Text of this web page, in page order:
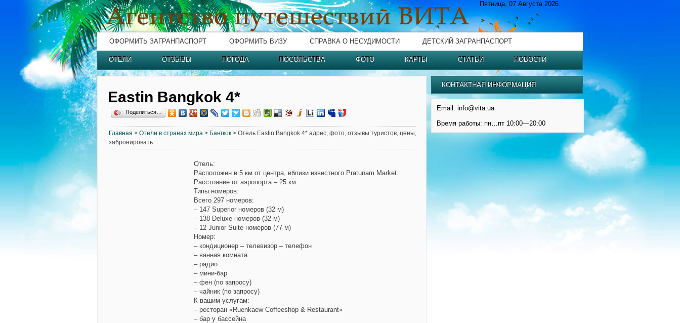
Пятница, 07 Августа 2026
ОФОРМИТЬ ЗАГРАНПАСПОРТ ОФОРМИТЬ ВИЗУ СПРАВКА О НЕСУДИМОСТИ ДЕТСКИЙ ЗАГРАНПАСПОРТ
ОТЕЛИ ОТЗЫВЫ ПОГОДА ПОСОЛЬСТВА ФОТО КАРТЫ СТАТЬИ НОВОСТИ
Eastin Bangkok 4*
Поделиться…
Главная > Отели в странах мира > Бангкок > Отель Eastin Bangkok 4* адрес, фото, отзывы туристов, цены,
забронировать
Отель:
Расположен в 5 км от центра, вблизи известного Pratunam Market.
Расстояние от аэропорта – 25 км.
Типы номеров:
Всего 297 номеров:
– 147 Superior номеров (32 м)
– 138 Deluxe номеров (32 м)
– 12 Junior Suite номеров (77 м)
Номер:
– кондиционер – телевизор – телефон
– ванная комната
– радио
– мини-бар
– фен (по запросу)
– чайник (по запросу)
К вашим услугам:
– ресторан «Ruenkaew Coffeeshop & Restaurant»
– бар у бассейна
КОНТАКТНАЯ ИНФОРМАЦИЯ
Email: info@vita.ua
Время работы: пн…пт 10:00—20:00